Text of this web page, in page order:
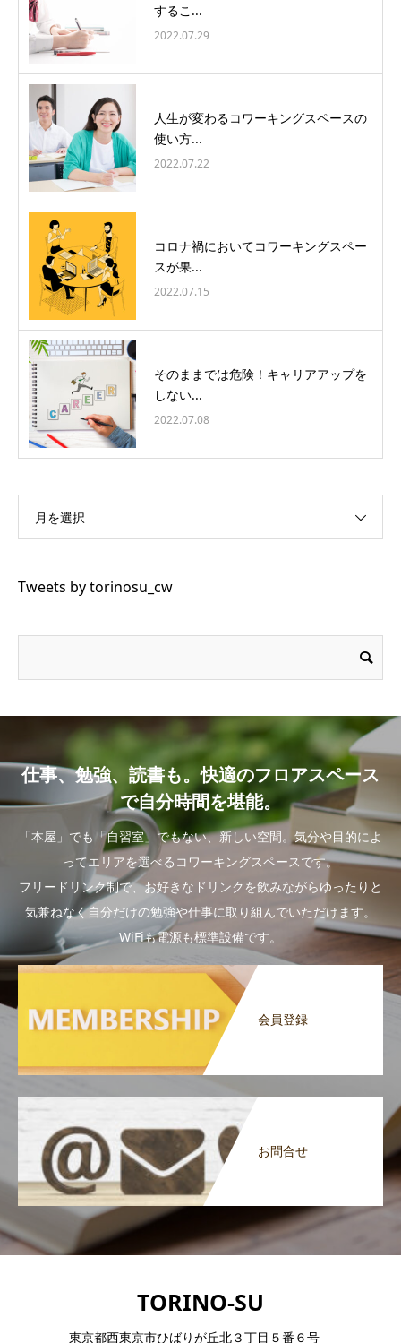
するこ...
2022.07.29
人生が変わるコワーキングスペースの
使い方...
2022.07.22
コロナ禍においてコワーキングスペー
スが果...
2022.07.15
そのままでは危険！キャリアアップを
しない...
2022.07.08
月を選択
Tweets by torinosu_cw
仕事、勉強、読書も。快適のフロアスペース
で自分時間を堪能。
「本屋」でも「自習室」でもない、新しい空間。気分や目的によ
ってエリアを選べるコワーキングスペースです。
フリードリンク制で、お好きなドリンクを飲みながらゆったりと
気兼ねなく自分だけの勉強や仕事に取り組んでいただけます。
WiFiも電源も標準設備です。
会員登録
お問合せ
TORINO-SU
東京都西東京市ひばりが丘北３丁目５番６号